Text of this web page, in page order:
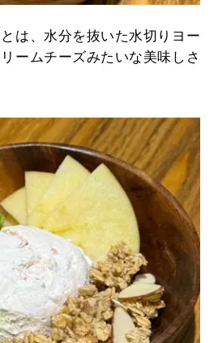
は、水分を抜いた水切りヨー
ームチーズみたいな美味しさ